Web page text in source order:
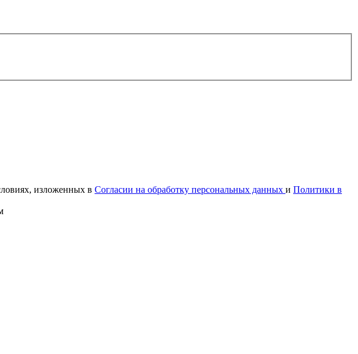
изложенных в Согласии на обработку персональных данных и Политики в